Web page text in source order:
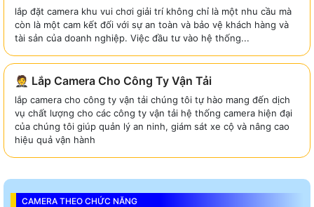
lắp đặt camera khu vui chơi giải trí không chỉ là một nhu cầu mà
còn là một cam kết đối với sự an toàn và bảo vệ khách hàng và
tài sản của doanh nghiệp. Việc đầu tư vào hệ thống...
🤵 Lắp Camera Cho Công Ty Vận Tải
lắp camera cho công ty vận tải chúng tôi tự hào mang đến dịch
vụ chất lượng cho các công ty vận tải hệ thống camera hiện đại
của chúng tôi giúp quản lý an ninh, giám sát xe cộ và nâng cao
hiệu quả vận hành
CAMERA THEO CHỨC NĂNG